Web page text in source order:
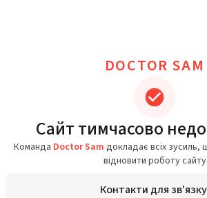
DOCTOR SAM
Сайт тимчасово
Команда Doctor Sam докладає всіх
відновити роботу сайту
Контакти для